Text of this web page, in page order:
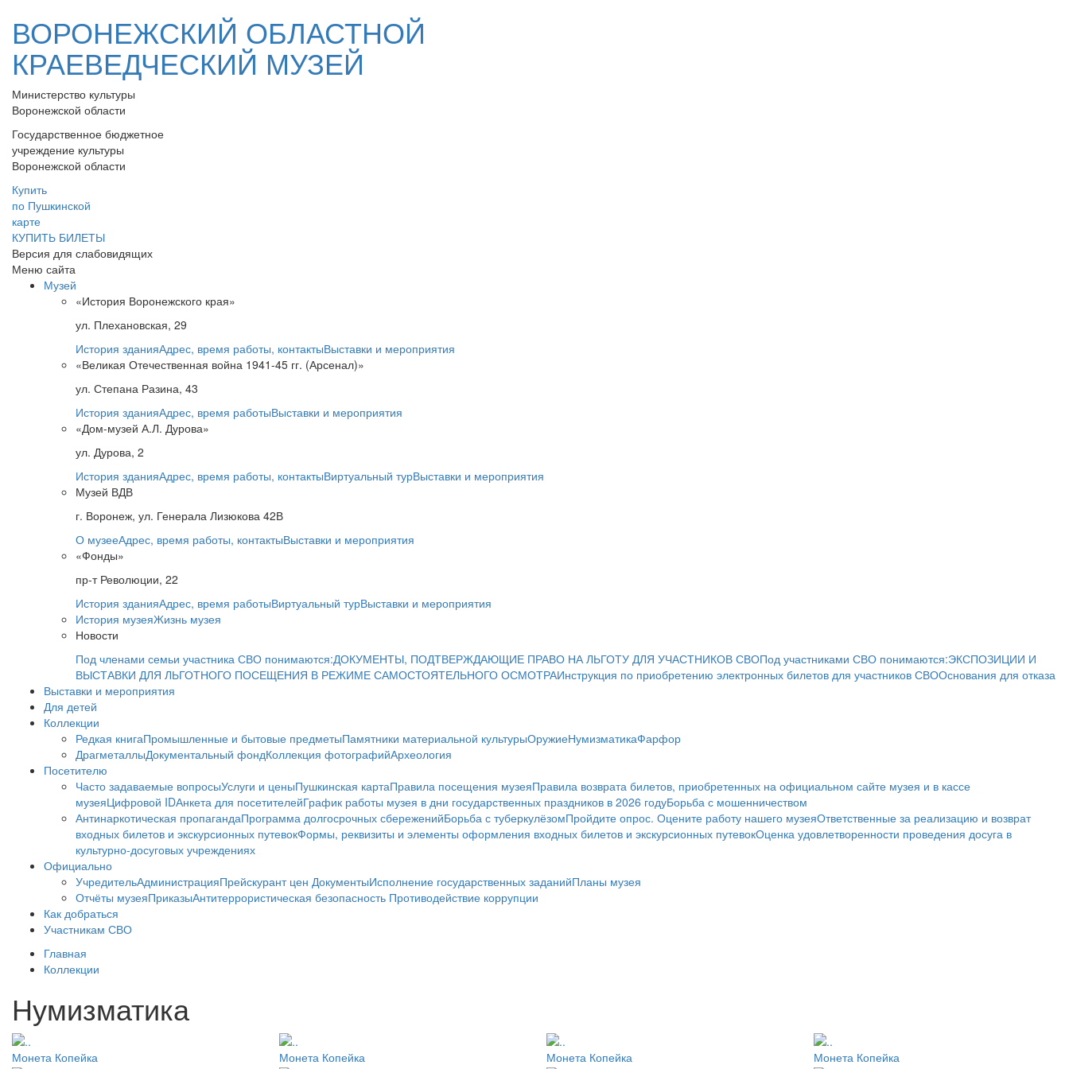
ВОРОНЕЖСКИЙ ОБЛАСТНОЙ
КРАЕВЕДЧЕСКИЙ МУЗЕЙ
Министерство культуры
Воронежской области
Государственное бюджетное
учреждение культуры
Воронежской области
Купить
по Пушкинской
карте
КУПИТЬ БИЛЕТЫ
Версия для слабовидящих
Меню сайта
Музей
«История Воронежского края»
ул. Плехановская, 29
История зданияАдрес, время работы, контактыВыставки и мероприятия
«Великая Отечественная война 1941-45 гг. (Арсенал)»
ул. Степана Разина, 43
История зданияАдрес, время работыВыставки и мероприятия
«Дом-музей А.Л. Дурова»
ул. Дурова, 2
История зданияАдрес, время работы, контактыВиртуальный турВыставки и мероприятия
Музей ВДВ
г. Воронеж, ул. Генерала Лизюкова 42В
О музееАдрес, время работы, контактыВыставки и мероприятия
«Фонды»
пр-т Революции, 22
История зданияАдрес, время работыВиртуальный турВыставки и мероприятия
История музеяЖизнь музея
Новости
Под членами семьи участника СВО понимаются:ДОКУМЕНТЫ, ПОДТВЕРЖДАЮЩИЕ ПРАВО НА ЛЬГОТУ ДЛЯ УЧАСТНИКОВ СВОПод участниками СВО понимаются:ЭКСПОЗИЦИИ И
ВЫСТАВКИ ДЛЯ ЛЬГОТНОГО ПОСЕЩЕНИЯ В РЕЖИМЕ САМОСТОЯТЕЛЬНОГО ОСМОТРАИнструкция по приобретению электронных билетов для участников СВООснования для отказа
Выставки и мероприятия
Для детей
Коллекции
Редкая книгаПромышленные и бытовые предметыПамятники материальной культурыОружиеНумизматикаФарфор
ДрагметаллыДокументальный фондКоллекция фотографийАрхеология
Посетителю
Часто задаваемые вопросыУслуги и ценыПушкинская картаПравила посещения музеяПравила возврата билетов, приобретенных на официальном сайте музея и в кассе
музеяЦифровой IDАнкета для посетителейГрафик работы музея в дни государственных праздников в 2026 годуБорьба с мошенничеством
Антинаркотическая пропагандаПрограмма долгосрочных сбереженийБорьба с туберкулёзомПройдите опрос. Оцените работу нашего музеяОтветственные за реализацию и возврат
входных билетов и экскурсионных путевокФормы, реквизиты и элементы оформления входных билетов и экскурсионных путевокОценка удовлетворенности проведения досуга в
культурно-досуговых учреждениях
Официально
УчредительАдминистрацияПрейскурант цен ДокументыИсполнение государственных заданийПланы музея
Отчёты музеяПриказыАнтитеррористическая безопасность Противодействие коррупции
Как добраться
Участникам СВО
Главная
Коллекции
Нумизматика
Монета Копейка Монета Копейка Монета Копейка Монета Копейка